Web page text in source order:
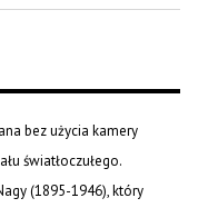
bez użycia kamery
światłoczułego.
(1895-1946), który